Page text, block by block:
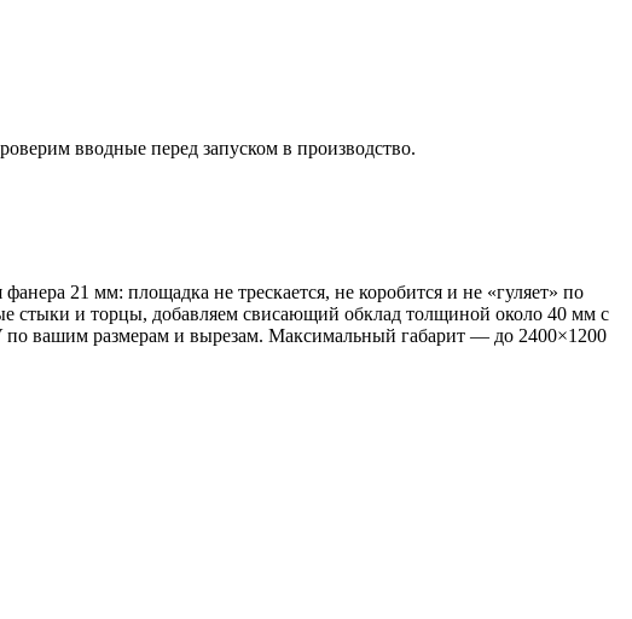
вводные перед запуском в производство.
21 мм: площадка не трескается, не коробится и не «гуляет» по
стыки и торцы, добавляем свисающий обклад толщиной около 40 мм с
вашим размерам и вырезам. Максимальный габарит — до 2400×1200